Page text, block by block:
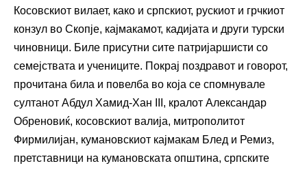
Косовскиот вилает, како и српскиот, рускиот и грчкиот
конзул во Скопје, кајмакамот, кадијата и други турски
чиновници. Биле присутни сите патријаршисти со
семејствата и учениците. Покрај поздравот и говорот,
прочитана била и повелба во која се спомнувале
султанот Абдул Хамид-Хан III, кралот Александар
Обреновиќ, косовскиот валија, митрополитот
Фирмилијан, кумановскиот кајмакам Блед и Ремиз,
претставници на кумановската општина, српските